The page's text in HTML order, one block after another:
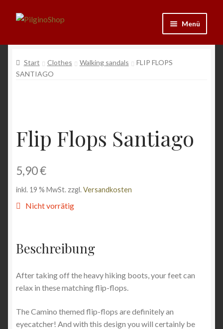
Zur
springen
Zum
springen
Menü
Ausrüstung
Bücher
Wein & Öl
Start Clothes Walking sandals
FLIP FLOPS
SANTIAGO
Flip Flops Santiago
5,90€
inkl. 19 % MwSt. zzgl.Versandkosten
Nicht vorrätig
Beschreibung
After taking off the heavy hiking boots, your feet can
relax in these matching flip-flops.
The Camino themed flip-flops are definitely an
eyecatcher! And with this design you will certainly be